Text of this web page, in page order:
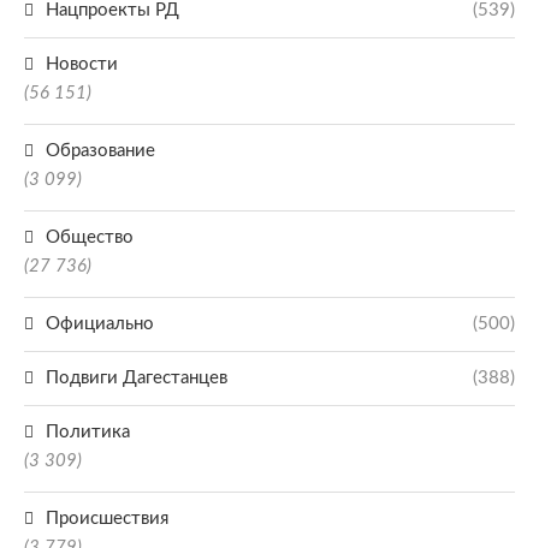
Нацпроекты РД (539)
Новости
(56 151)
Образование
(3 099)
Общество
(27 736)
Официально (500)
Подвиги Дагестанцев (388)
Политика
(3 309)
Происшествия